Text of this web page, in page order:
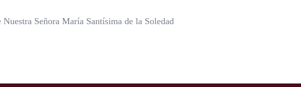
Señora María Santísima de la Soledad